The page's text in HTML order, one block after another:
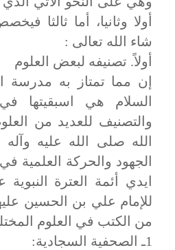
أولا وثانيا، أما ثالثا
شاء الله تعالى :
أولاً. تصنيفه لبعض العلوم
إن مما تمتاز به مدرسة
السلام هي اسبقيتها في
والتصنيف للعديد من
الله صلى الله عليه
الجهود والحركة العلمية
ايدي أئمة العترة
للإمام علي بن الحسين
من الكتب في العلوم
1ـ الصحفية السجادية: